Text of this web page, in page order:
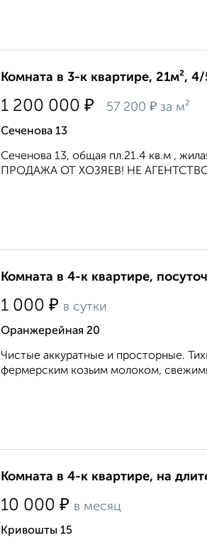
Комната в 3-к квартире, 21м²,
1 200 000 ₽ 57 200 ₽ за м²
Сеченова 13
Сеченова 13, общая пл.21.4 кв.м ,
ПРОДАЖА ОТ ХОЗЯЕВ! НЕ
Комната в 4-к квартире,
1 000 ₽ в сутки
Оранжерейная 20
Чистые аккуратные и просторные.
фермерским козьим молоком,
Комната в 4-к квартире, на
10 000 ₽ в месяц
Кривошты 15